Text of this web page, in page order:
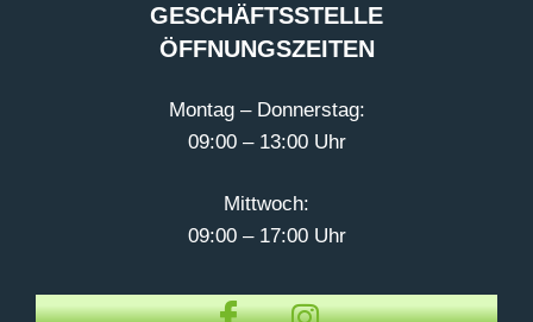
GESCHÄFTSSTELLE
ÖFFNUNGSZEITEN
Montag – Donnerstag:
09:00 – 13:00 Uhr
Mittwoch:
09:00 – 17:00 Uhr